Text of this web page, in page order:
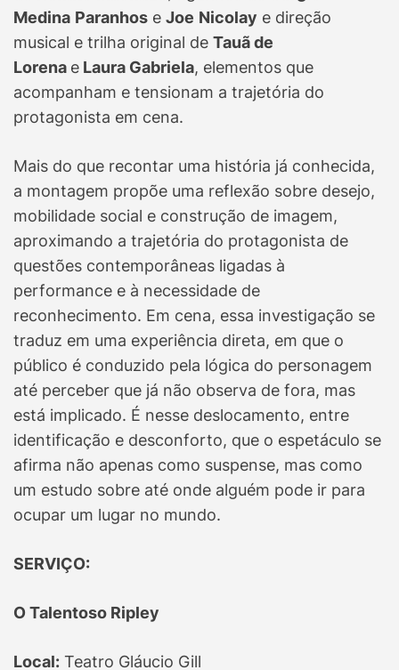
Medina Paranhos e Joe Nicolay e direção
musical e trilha original de Tauã de
Lorena e Laura Gabriela, elementos que
acompanham e tensionam a trajetória do
protagonista em cena.
Mais do que recontar uma história já conhecida,
a montagem propõe uma reflexão sobre desejo,
mobilidade social e construção de imagem,
aproximando a trajetória do protagonista de
questões contemporâneas ligadas à
performance e à necessidade de
reconhecimento. Em cena, essa investigação se
traduz em uma experiência direta, em que o
público é conduzido pela lógica do personagem
até perceber que já não observa de fora, mas
está implicado. É nesse deslocamento, entre
identificação e desconforto, que o espetáculo se
afirma não apenas como suspense, mas como
um estudo sobre até onde alguém pode ir para
ocupar um lugar no mundo.
SERVIÇO:
O Talentoso Ripley
Local: Teatro Gláucio Gill